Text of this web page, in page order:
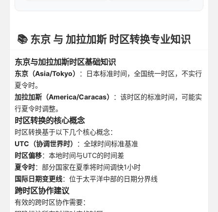
📚 东京 与 加拉加斯 时区转换专业知识
东京与加拉加斯时区基础知识
东京（Asia/Tokyo）
：日本标准时间，全国统一时区，不实行
夏令时。
加拉加斯（America/Caracas）
：该时区的标准时间，可能实
行夏令时调整。
时区转换的核心概念
时区转换基于以下几个核心概念：
UTC（协调世界时）
：全球时间标准基准
时区偏移：本地时间与UTC的时间差
夏令时：部分国家在夏季将时间调快1小时
国际日期变更线：位于太平洋中部的日期分界线
跨时区协作建议
有效的跨时区协作需要：